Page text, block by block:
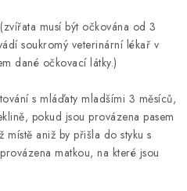
(zvířata musí být očkována od 3
soukromý veterinární lékař v
dané očkovací látky.)
s mláďaty mladšími 3 měsíců,
pokud jsou provázena pasem
aniž by přišla do styku s
matkou, na které jsou